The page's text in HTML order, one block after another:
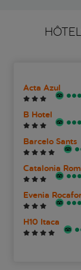
Acta Azul
B Hotel
Barcelo Sants
Catalonia
Evenia
H10 Itaca